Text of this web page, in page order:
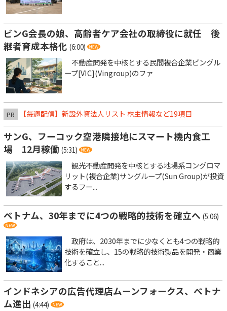
ビンG会長の娘、高齢者ケア会社の取締役に就任 後
継者育成本格化 (6:00)
不動産開発を中核とする民間複合企業ビングル
ープ[VIC](Vingroup)のファ
PR 【毎週配信】新設外資法人リスト 株主情報など19項目
サンG、フーコック空港隣接地にスマート機内食工
場 12月稼働 (5:31)
観光不動産開発を中核とする地場系コングロマ
リット(複合企業)サングループ(Sun Group)が投資
するフー...
ベトナム、30年までに4つの戦略的技術を確立へ (5:06)
政府は、2030年までに少なくとも4つの戦略的
技術を確立し、15の戦略的技術製品を開発・商業
化すること...
インドネシアの広告代理店ムーンフォークス、ベトナ
ム進出 (4:44)